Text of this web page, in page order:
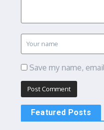
Save my name,
Featured Posts